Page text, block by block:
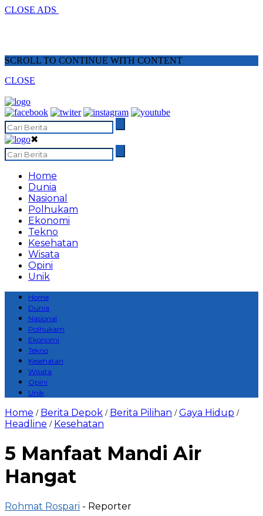
CLOSE ADS
SCROLL TO CONTINUE WITH CONTENT
CLOSE
✖
Home
Dunia
Nasional
Polhukam
Ekonomi
Tekno
Kesehatan
Wisata
Opini
Unik
Home
Dunia
Nasional
Polhukam
Ekonomi
Tekno
Kesehatan
Wisata
Opini
Unik
Home / Berita Depok / Berita Pilihan /Gaya Hidup /
Headline / Kesehatan
5 Manfaat Mandi Air
Hangat
Rohmat Rospari - Reporter